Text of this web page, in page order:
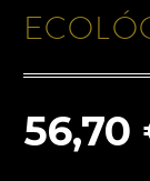
56,70